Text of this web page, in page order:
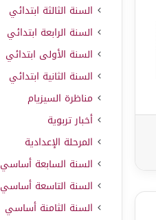
السنة الثالثة ابتدائي
السنة الرابعة ابتدائي
السنة الأولى ابتدائي
السنة الثانية ابتدائي
مناظرة السيزيام
أخبار تربوية
المرحلة الإعدادية
السنة السابعة أساسي
السنة التاسعة أساسي
السنة الثامنة أساسي